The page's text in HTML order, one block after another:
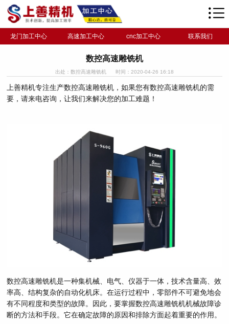
龙门加工中心 高速加工中心 cnc加工中心 联系我们
数控高速雕铣机
出处：数控高速雕铣机 时间：2020-04-26 16:18
上善精机专注生产数控高速雕铣机，如果您有数控高速雕铣机的需
要，请来电咨询，让我们来解决您的加工难题！
数控高速雕铣机是一种集机械、电气、仪器于一体，技术含量高、效
率高、结构复杂的自动化机床。在运行过程中，零部件不可避免地会
有不同程度和类型的故障。因此，要掌握数控高速雕铣机机械故障诊
断的方法和手段。它在确定故障的原因和排除方面起着重要的作用。